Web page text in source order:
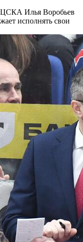
ЦСКА Илья Воробьев
исполнять свои